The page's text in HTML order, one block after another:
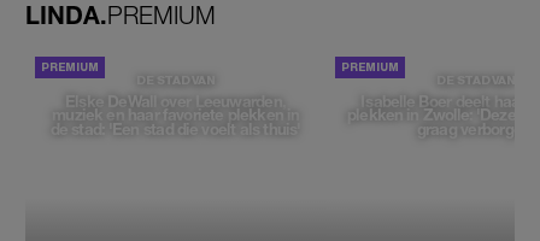
LINDA.PREMIUM
DE STAD VAN
Elske DeWall over Leeuwarden,
muziek en haar favoriete plekken in
de stad: 'Een stad die voelt als thuis'
DE STAD VAN
Isabelle Boer deelt haar
plekken in Zwolle: 'Deze
graag verborgen'